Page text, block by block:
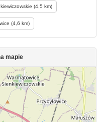
(4,5 km)
(4,6 km)
mapie